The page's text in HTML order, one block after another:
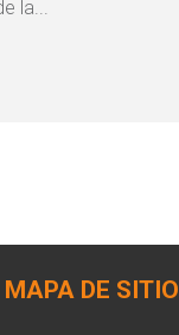
la...
MAPA DE SITIO